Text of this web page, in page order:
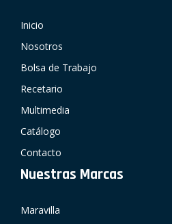
Inicio
Nosotros
Bolsa de Trabajo
Recetario
Multimedia
Catálogo
Contacto
Nuestras Marcas
Maravilla